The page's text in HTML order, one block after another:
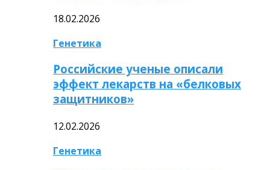
18.02.2026
Генетика
Российские ученые описали
эффект лекарств на «белковых
защитников»
12.02.2026
Генетика